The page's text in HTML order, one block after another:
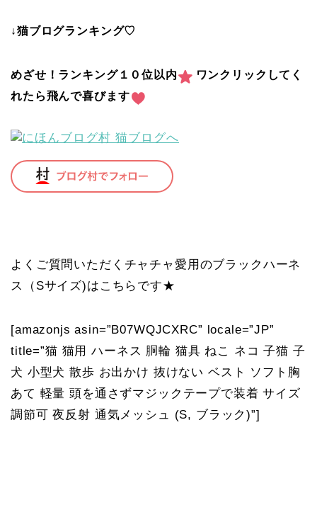
↓猫ブログランキング♡
めざせ！ランキング１０位以内
ワンクリックしてく
れたら飛んで喜びます
よくご質問いただくチャチャ愛用のブラックハーネ
ス（Sサイズ)はこちらです★
[amazonjs asin=”B07WQJCXRC” locale=”JP”
title=”猫 猫用 ハーネス 胴輪 猫具 ねこ ネコ 子猫 子
犬 小型犬 散歩 お出かけ 抜けない ベスト ソフト胸
あて 軽量 頭を通さずマジックテープで装着 サイズ
調節可 夜反射 通気メッシュ (S, ブラック)”]